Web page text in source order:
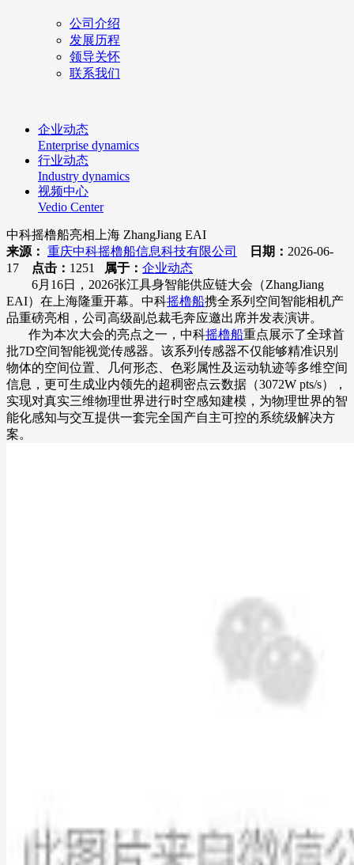
公司介绍
发展历程
领导关怀
联系我们
企业动态
Enterprise dynamics
行业动态
Industry dynamics
视频中心
Vedio Center
中科摇橹船亮相上海 ZhangJiang EAI
来源： 重庆中科摇橹船信息科技有限公司 日期： 2026-06-
17
点击： 1251 属于： 企业动态
6月16日，2026张江具身智能供应链大会（ZhangJiang
EAI）在上海隆重开幕。中科摇橹船携全系列空间智能相机产
品重磅亮相，公司高级副总裁毛奔应邀出席并发表演讲。
作为本次大会的亮点之一，中科摇橹船重点展示了全球首
批7D空间智能视觉传感器。该系列传感器不仅能够精准识别
物体的空间位置、几何形态、色彩属性及运动轨迹等多维空间
信息，更可生成业内领先的超稠密点云数据（3072W pts/s），
实现对真实三维物理世界进行时空感知建模，为物理世界的智
能化感知与交互提供一套完全国产自主可控的系统级解决方
案。